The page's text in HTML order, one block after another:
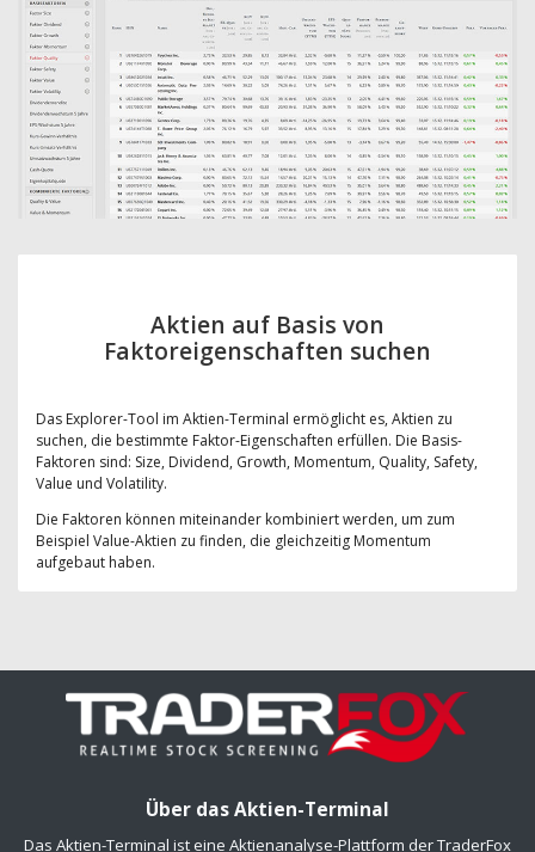
Aktien auf Basis von
Faktoreigenschaften suchen
Das Explorer-Tool im Aktien-Terminal ermöglicht es, Aktien zu
suchen, die bestimmte Faktor-Eigenschaften erfüllen. Die Basis-
Faktoren sind: Size, Dividend, Growth, Momentum, Quality, Safety,
Value und Volatility.
Die Faktoren können miteinander kombiniert werden, um zum
Beispiel Value-Aktien zu finden, die gleichzeitig Momentum
aufgebaut haben.
Über das Aktien-Terminal
Das Aktien-Terminal ist eine Aktienanalyse-Plattform der TraderFox